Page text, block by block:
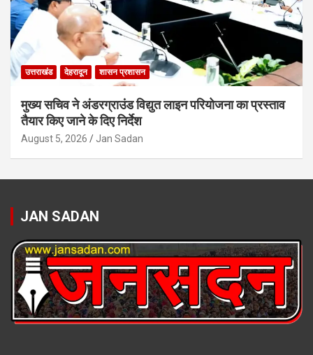
उत्तराखंड देहरादून शासन प्रशासन
मुख्य सचिव ने अंडरग्राउंड विद्युत लाइन परियोजना का प्रस्ताव
तैयार किए जाने के दिए निर्देश
August 5, 2026 Jan Sadan
JAN SADAN